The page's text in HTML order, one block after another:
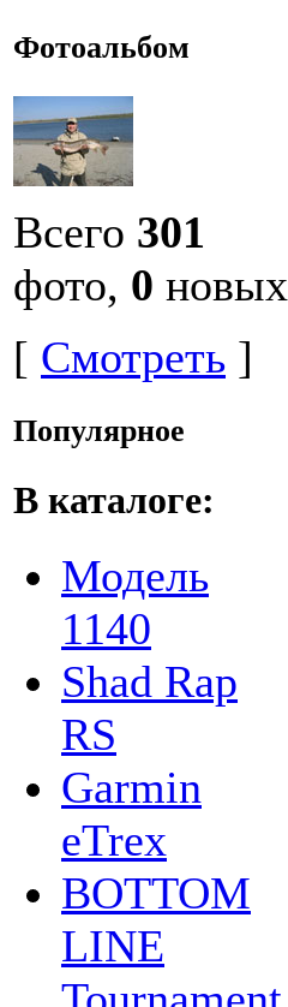
Фотоальбом
Всего 301
фото, 0 новых
[ Смотреть ]
Популярное
В каталоге:
Модель
1140
Shad Rap
RS
Garmin
eTrex
BOTTOM
LINE